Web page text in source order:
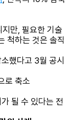
만, 필요한 기술
척하는 것은 솔직
했다고 3월 공시
로 축소
될 수 있다는 전